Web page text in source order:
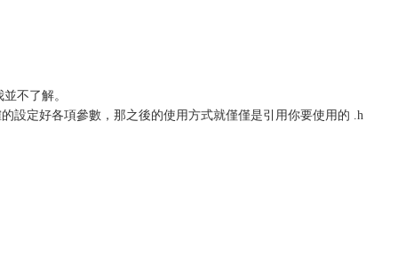
不了解。
設定好各項參數，那之後的使用方式就僅僅是引用你要使用的 .h